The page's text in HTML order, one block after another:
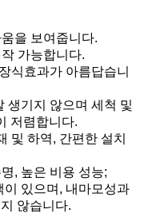
을 보여줍니다.
가능합니다.
식효과가 아름답습니
생기지 않으며 세척 및
저렴합니다.
및 하역, 간편한 설치
, 높은 비용 성능;
있으며, 내마모성과
않습니다.